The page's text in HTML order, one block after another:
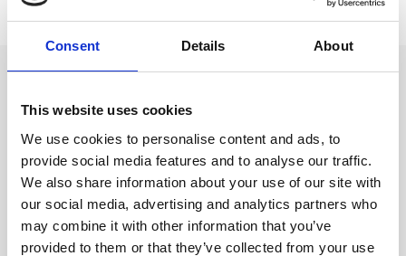
Consent Details About
This website uses cookies
We use cookies to personalise content and ads, to
provide social media features and to analyse our traffic.
We also share information about your use of our site with
our social media, advertising and analytics partners who
may combine it with other information that you’ve
provided to them or that they’ve collected from your use
Isabelle Lindh

Grymma! Så otroligt proffsiga och trevliga att ha att göra
med. Rekommenderar starkt.